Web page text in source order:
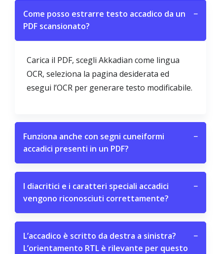
Come posso estrarre testo accadico da un
PDF scansionato?
−
Carica il PDF, scegli Akkadian come lingua
OCR, seleziona la pagina desiderata ed
esegui l’OCR per generare testo modificabile.
Funziona anche con segni cuneiformi
accadici presenti in un PDF?
−
I diacritici e i caratteri speciali accadici
vengono riconosciuti correttamente?
−
L’accadico è scritto da destra a sinistra?
L’orientamento RTL è rilevante per questo
−